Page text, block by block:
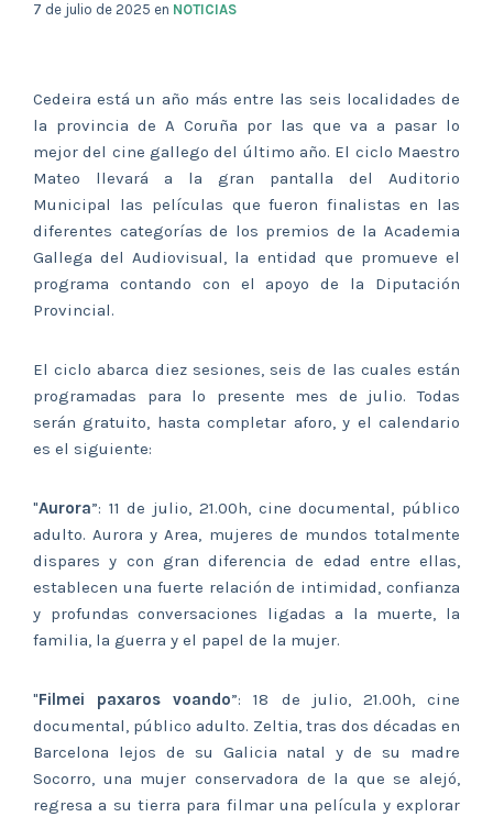
7 de julio de 2025 en NOTICIAS
Cedeira está un año más entre las seis localidades de
la provincia de A Coruña por las que va a pasar lo
mejor del cine gallego del último año. El ciclo Maestro
Mateo llevará a la gran pantalla del Auditorio
Municipal las películas que fueron finalistas en las
diferentes categorías de los premios de la Academia
Gallega del Audiovisual, la entidad que promueve el
programa contando con el apoyo de la Diputación
Provincial.
El ciclo abarca diez sesiones, seis de las cuales están
programadas para lo presente mes de julio. Todas
serán gratuito, hasta completar aforo, y el calendario
es el siguiente:
"Aurora”: 11 de julio, 21.00h, cine documental, público
adulto. Aurora y Area, mujeres de mundos totalmente
dispares y con gran diferencia de edad entre ellas,
establecen una fuerte relación de intimidad, confianza
y profundas conversaciones ligadas a la muerte, la
familia, la guerra y el papel de la mujer.
"Filmei paxaros voando”: 18 de julio, 21.00h, cine
documental, público adulto. Zeltia, tras dos décadas en
Barcelona lejos de su Galicia natal y de su madre
Socorro, una mujer conservadora de la que se alejó,
regresa a su tierra para filmar una película y explorar